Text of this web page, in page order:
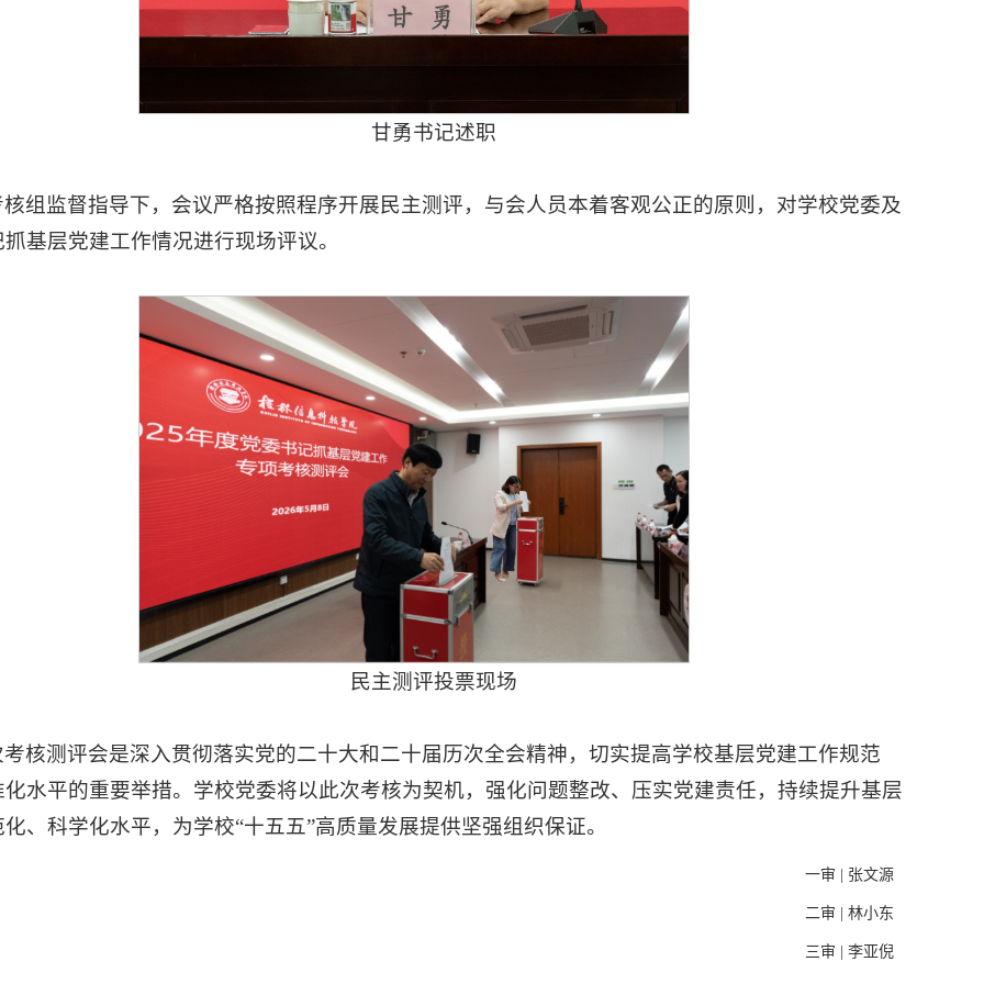
甘勇书记述职
核组监督指导下，会议严格按照程序开展民主测评，与会人员本着客观公正的原则，对学校党委及
基层党建工作情况进行现场评议。
民主测评投票现场
考核测评会是深入贯彻落实党的二十大和二十届历次全会精神，切实提高学校基层党建工作规范
化水平的重要举措。学校党委将以此次考核为契机，强化问题整改、压实党建责任，持续提升基层
、科学化水平，为学校“十五五”高质量发展提供坚强组织保证。
一审 | 张文源
二审 | 林小东
三审 | 李亚倪